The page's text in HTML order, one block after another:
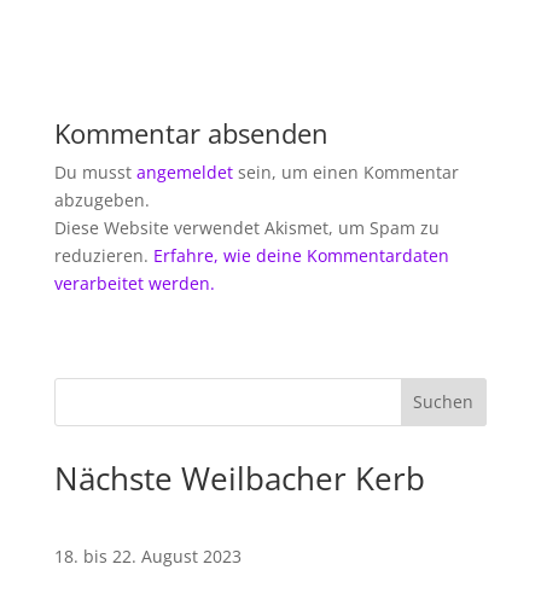
Kommentar absenden
Du musst angemeldetsein, um einen Kommentar
abzugeben.
Diese Website verwendet Akismet, um Spam zu
reduzieren. Erfahre, wie deine Kommentardaten
verarbeitet werden.
Nächste Weilbacher Kerb
18. bis 22. August 2023